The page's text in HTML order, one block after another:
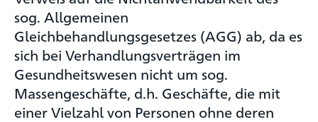
sog. Allgemeinen
Gleichbehandlungsgesetzes (AGG) ab, da es
sich bei Verhandlungsverträgen im
Gesundheitswesen nicht um sog.
Massengeschäfte, d.h. Geschäfte, die mit
einer Vielzahl von Personen ohne deren